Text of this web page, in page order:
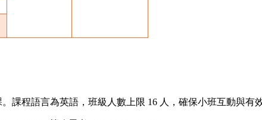
課程語言為英語，班級人數上限 16 人，確保小班互動與有